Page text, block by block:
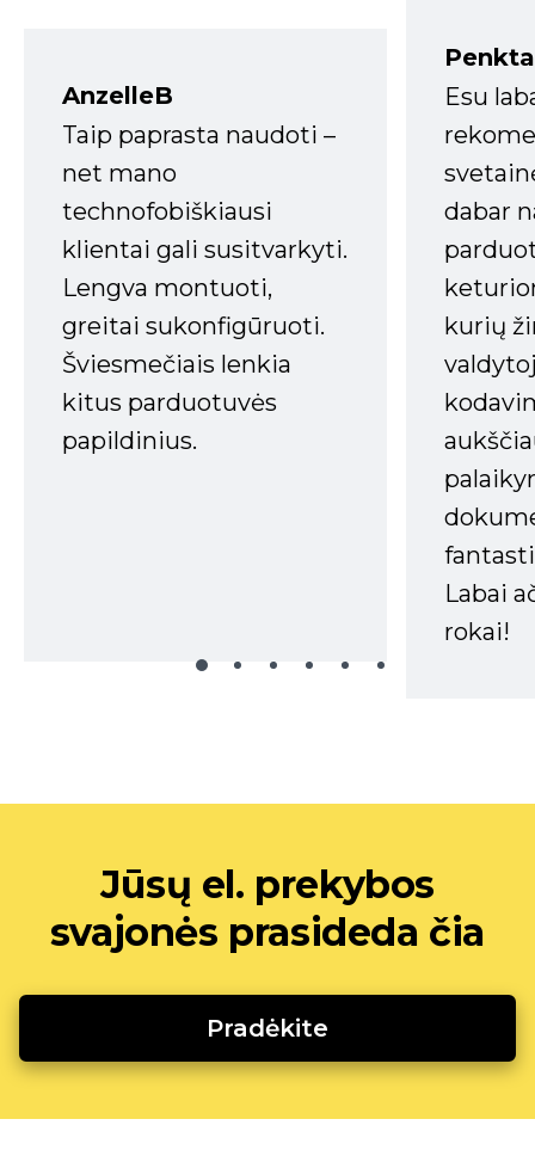
AnzelleB
Taip paprasta naudoti –
net mano
technofobiškiausi
klientai gali susitvarkyti.
Lengva montuoti,
greitai sukonfigūruoti.
Šviesmečiais lenkia
kitus parduotuvės
papildinius.
Esu
dabar
kurių
Labai
rokai!
Jūsų el. prekybos
svajonės prasideda čia
Pradėkite